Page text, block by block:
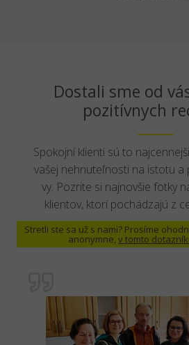
Dostali sme od
pozitívnych
Spokojní klienti sú to
vašej nehnuteľnosti na istotu a
vy. Pozrite si najnovšie fotky
klientov, ktorí pochádzajú z
Stretli ste sa už s nami? Prosíme
anonymne,v tomto